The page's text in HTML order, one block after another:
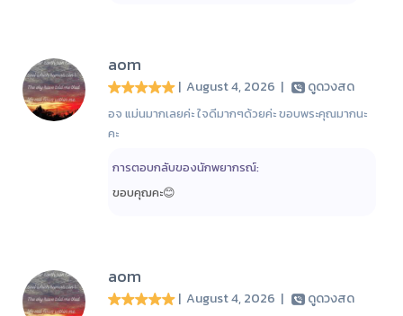
aom
| August 4, 2026 | ดูดวงสด
อจ แม่นมากเลยค่ะ ใจดีมากๆด้วยค่ะ ขอบพระคุณมากนะ
คะ
การตอบกลับของนักพยากรณ์:
ขอบคุฌคะ😊
aom
| August 4, 2026 | ดูดวงสด